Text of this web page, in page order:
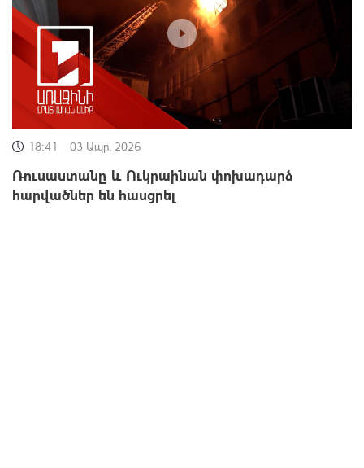
18:41 03 Ապր, 2026
Ռուսաստանը և Ուկրաինան փոխադարձ
հարվածներ են հասցրել